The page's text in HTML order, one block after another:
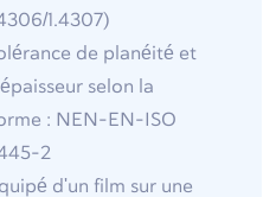
1.4307)
de planéité et
selon la
: NEN-EN-ISO
2
d'un film sur une